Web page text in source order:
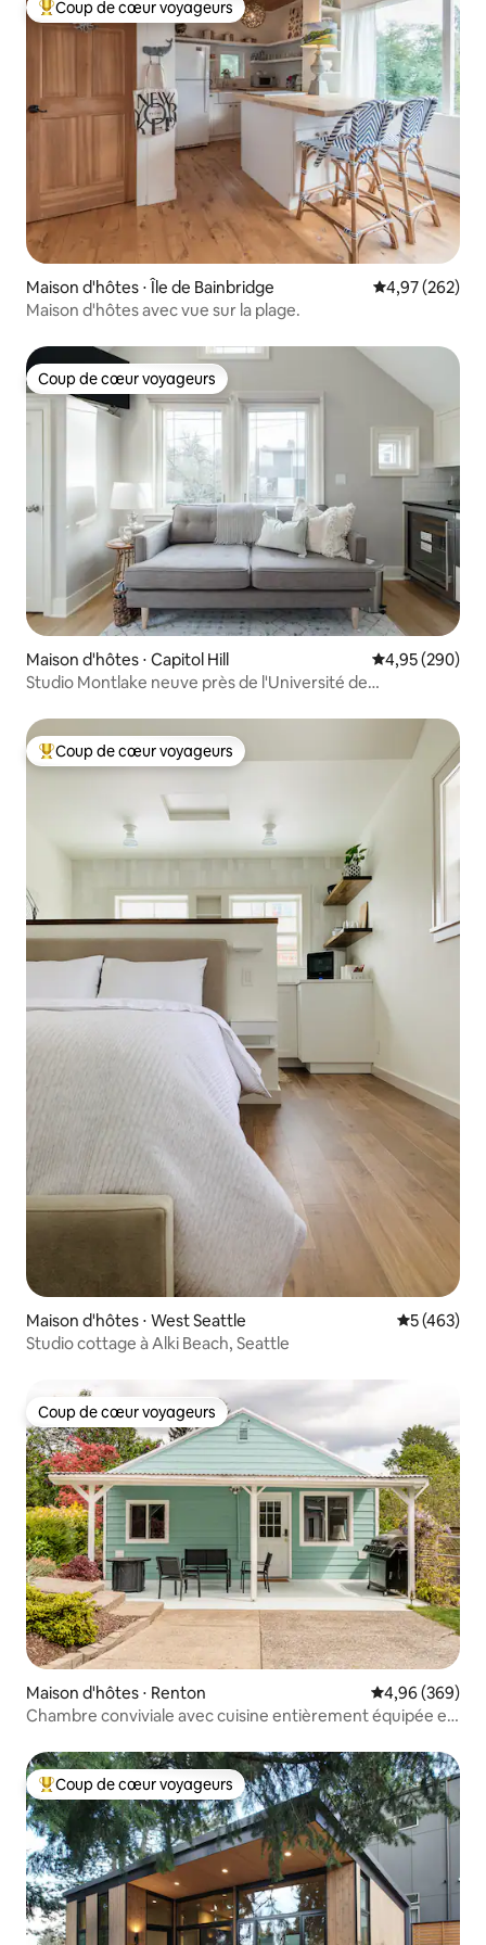
Coups de cœur voyageurs les plus appréciés
Coup de cœur voyageurs
Maison d'hôtes ⋅ Île de Bainbridge Évaluation
4,97 (262)
Maison d'hôtes avec vue sur la plage.
Coup de cœur voyageurs
Coup de cœur voyageurs
Maison d'hôtes ⋅ Capitol Hill Évaluation
4,95 (290)
Studio Montlake neuve près de l'Université de
Coups de cœur voyageurs les plus appréciés
Coup de cœur voyageurs
Maison d'hôtes ⋅ West Seattle Évaluation
5 (463)
Studio cottage à Alki Beach, Seattle
Coup de cœur voyageurs
Coup de cœur voyageurs
Maison d'hôtes ⋅ Renton Évaluation
4,96 (369)
Chambre conviviale avec cuisine entièrement équipée et
Coups de cœur voyageurs les plus appréciés
Coup de cœur voyageurs